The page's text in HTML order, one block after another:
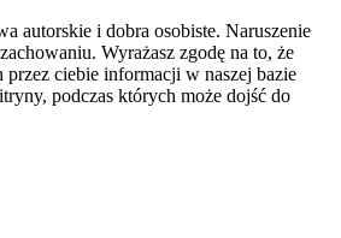
autorskie i dobra osobiste. Naruszenie
Wyrażasz zgodę na to, że
ciebie informacji w naszej bazie
podczas których może dojść do